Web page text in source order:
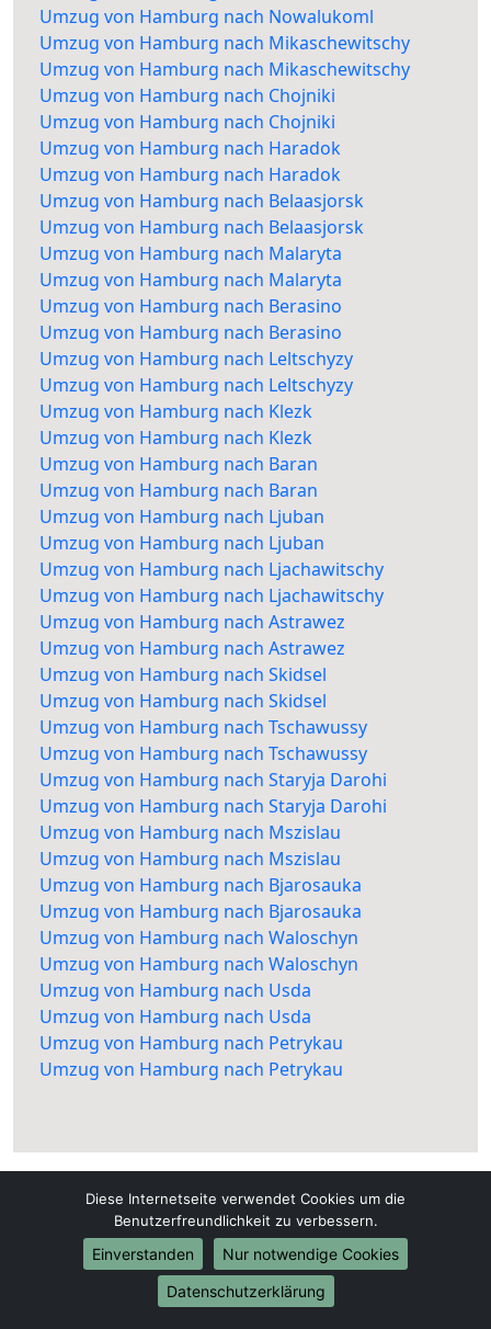
Umzug von Hamburg nach Nowalukoml
Umzug von Hamburg nach Mikaschewitschy
Umzug von Hamburg nach Mikaschewitschy
Umzug von Hamburg nach Chojniki
Umzug von Hamburg nach Chojniki
Umzug von Hamburg nach Haradok
Umzug von Hamburg nach Haradok
Umzug von Hamburg nach Belaasjorsk
Umzug von Hamburg nach Belaasjorsk
Umzug von Hamburg nach Malaryta
Umzug von Hamburg nach Malaryta
Umzug von Hamburg nach Berasino
Umzug von Hamburg nach Berasino
Umzug von Hamburg nach Leltschyzy
Umzug von Hamburg nach Leltschyzy
Umzug von Hamburg nach Klezk
Umzug von Hamburg nach Klezk
Umzug von Hamburg nach Baran
Umzug von Hamburg nach Baran
Umzug von Hamburg nach Ljuban
Umzug von Hamburg nach Ljuban
Umzug von Hamburg nach Ljachawitschy
Umzug von Hamburg nach Ljachawitschy
Umzug von Hamburg nach Astrawez
Umzug von Hamburg nach Astrawez
Umzug von Hamburg nach Skidsel
Umzug von Hamburg nach Skidsel
Umzug von Hamburg nach Tschawussy
Umzug von Hamburg nach Tschawussy
Umzug von Hamburg nach Staryja Darohi
Umzug von Hamburg nach Staryja Darohi
Umzug von Hamburg nach Mszislau
Umzug von Hamburg nach Mszislau
Umzug von Hamburg nach Bjarosauka
Umzug von Hamburg nach Bjarosauka
Umzug von Hamburg nach Waloschyn
Umzug von Hamburg nach Waloschyn
Umzug von Hamburg nach Usda
Umzug von Hamburg nach Usda
Umzug von Hamburg nach Petrykau
Umzug von Hamburg nach Petrykau
Hamburg-Umzugsunternehmen24.de
Diese Internetseite verwendet Cookies um die
Benutzerfreundlichkeit zu verbessern.
Einverstanden
Nur notwendige Cookies
Datenschutzerklärung